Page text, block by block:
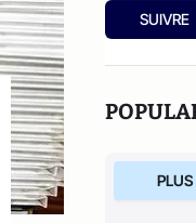
où il a mis
relations
scolaire
violence à
SUIVRE